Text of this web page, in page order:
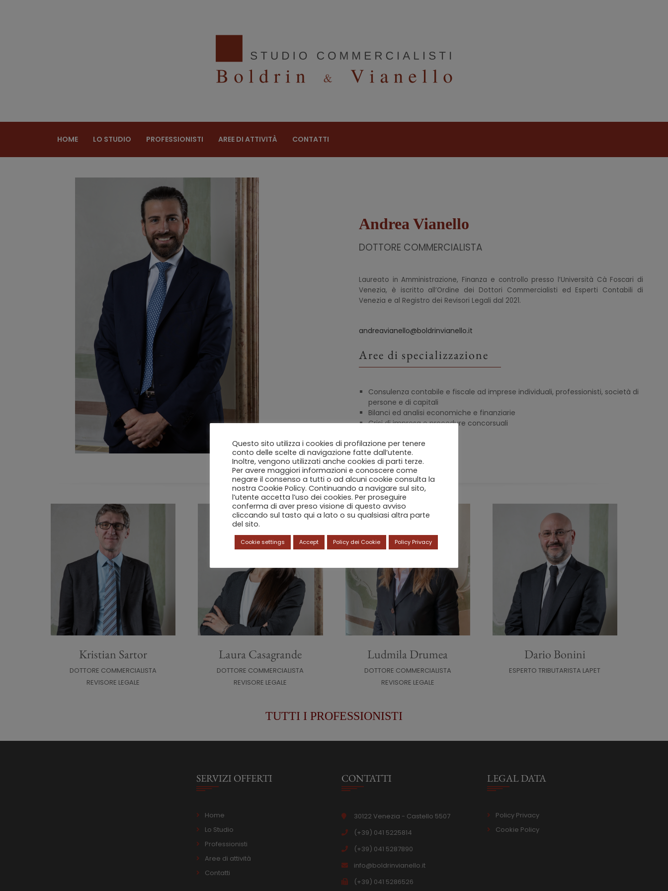
HOME LO STUDIO PROFESSIONISTI AREE DI ATTIVITÀ CONTATTI
Andrea Vianello
DOTTORE COMMERCIALISTA
Laureato in Amministrazione, Finanza e controllo presso l’Università Cà Foscari di
Venezia, è iscritto all’Ordine dei Dottori Commercialisti ed Esperti Contabili di
Venezia e al Registro dei Revisori Legali dal 2021.
andreavianello@boldrinvianello.it
Aree di specializzazione
Consulenza contabile e fiscale ad imprese individuali, professionisti, società di
persone e di capitali
Bilanci ed analisi economiche e finanziarie
Crisi di impresa e procedure concorsuali
Kristian Sartor
DOTTORE COMMERCIALISTA
REVISORE LEGALE
Laura Casagrande
DOTTORE COMMERCIALISTA
REVISORE LEGALE
Ludmila Drumea
DOTTORE COMMERCIALISTA
REVISORE LEGALE
Dario Bonini
ESPERTO TRIBUTARISTA LAPET
TUTTI I PROFESSIONISTI
SERVIZI OFFERTI
Home
Lo Studio
Professionisti
Aree di attività
Contatti
CONTATTI
30122 Venezia - Castello 5507
(+39) 041 5225814
(+39) 041 5287890
info@boldrinvianello.it
(+39) 041 5286526
LEGAL DATA
Policy Privacy
Cookie Policy
Questo sito utilizza i cookies di profilazione per tenere
conto delle scelte di navigazione fatte dall’utente.
Inoltre, vengono utilizzati anche cookies di parti terze.
Per avere maggiori informazioni e conoscere come
negare il consenso a tutti o ad alcuni cookie consulta la
nostra Cookie Policy. Continuando a navigare sul sito,
l’utente accetta l’uso dei cookies. Per proseguire
conferma di aver preso visione di questo avviso
cliccando sul tasto qui a lato o su qualsiasi altra parte
del sito.
Cookie settings Accept Policy dei Cookie Policy Privacy